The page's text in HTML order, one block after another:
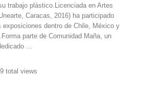
trabajo plástico.Licenciada en Artes
Caracas, 2016) ha participado
exposiciones dentro de Chile, México y
parte de Comunidad Maña, un
…
total views